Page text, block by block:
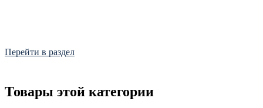
Перейти в раздел
Товары этой категории